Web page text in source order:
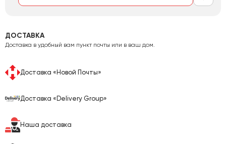
ДОСТАВКА
Доставка в удобный вам пункт почты или в ваш дом.
Доставка «Новой Почты»
Доставка «Delivery Group»
Наша доставка